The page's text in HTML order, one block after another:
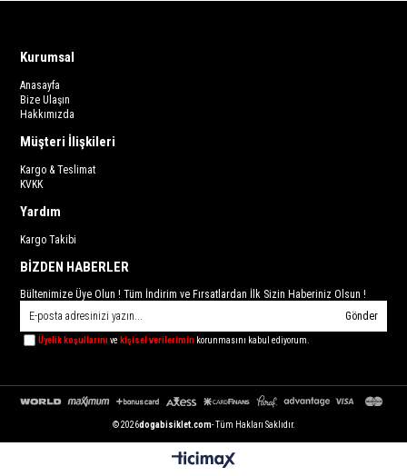
Kurumsal
Anasayfa
Bize Ulaşın
Hakkımızda
Müşteri İlişkileri
Kargo & Teslimat
KVKK
Yardım
Kargo Takibi
BİZDEN HABERLER
Bültenimize Üye Olun ! Tüm İndirim ve Fırsatlardan İlk Sizin Haberiniz Olsun !
Gönder
Üyelik koşullarınıve kişisel verilerimin korunmasını kabul ediyorum.
© 2026dogabisiklet.com- Tüm Hakları Saklıdır.